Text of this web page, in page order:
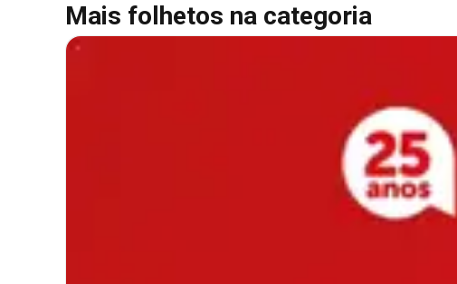
Mais folhetos na categoria